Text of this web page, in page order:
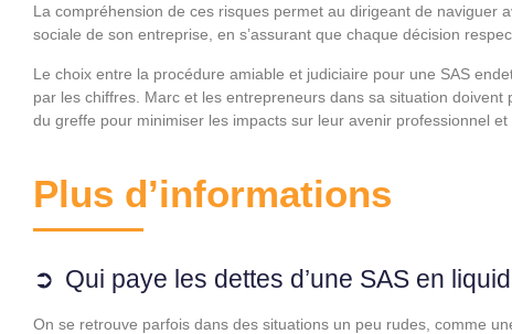
La compréhension de ces risques permet au dirigeant de naviguer
sociale de son entreprise, en s’assurant que chaque décision
Le choix entre la procédure amiable et judiciaire pour une SAS
par les chiffres. Marc et les entrepreneurs dans sa situation
du greffe pour minimiser les impacts sur leur avenir professionnel et
Plus d’informations
Qui paye les dettes d’une SAS en
On se retrouve parfois dans des situations un peu rudes, comme